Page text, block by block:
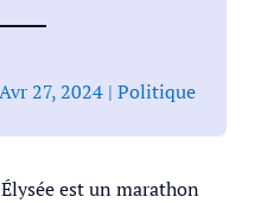
Avr 27, 2024| Politique
est un marathon